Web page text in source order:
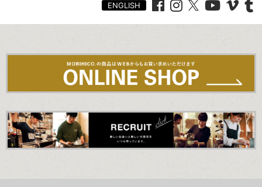
ENGLISH